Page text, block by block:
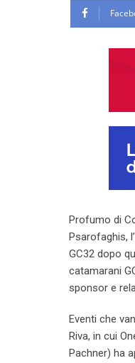
Profumo di
Psarofaghis,
GC32 dopo
catamarani
sponsor e
Eventi che
Riva, in cui
Pachner) ha